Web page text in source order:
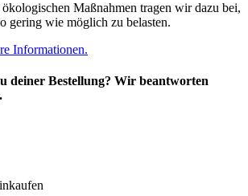
Maßnahmen tragen wir dazu bei,
gering wie möglich zu belasten.
Informationen.
deiner Bestellung? Wir beantworten